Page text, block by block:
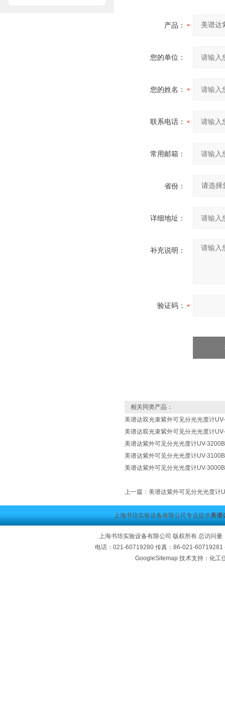
产品：
您的单位：
您的姓名：
联系电话：
常用邮箱：
省份：
详细地址：
补充说明：
验证码：
相关同类产品：
美谱达双光束紫外可见分光光度计
美谱达双光束紫外可见分光光度计
美谱达紫外可见分光光度计UV-
美谱达紫外可见分光光度计UV-
美谱达紫外可见分光光度计UV-
上一篇： 美谱达紫外可见分光光度计
上海书培实验设备有限公司专业提供美谱
上海书培实验设备有限公司 版权所有 总访问量
电话：021-60719280 传真：86-021-
GoogleSitemap技术支持：化工